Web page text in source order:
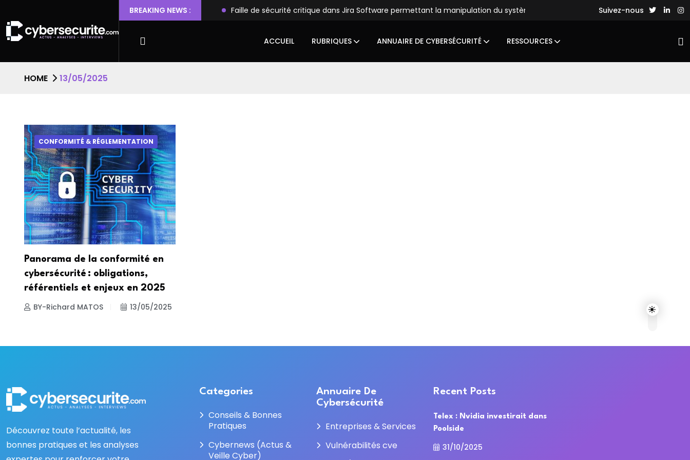
BREAKING NEWS :
permettant l’escalade de privilèges et l’accès root Faille de sécurité critique dans Jira Software permettant la manipulation du système de fichiers Des hackers chinois
Suivez-nous
ACCUEIL RUBRIQUES ANNUAIRE DE CYBERSÉCURITÉ RESSOURCES
HOME 13/05/2025
CONFORMITÉ & RÉGLEMENTATION
Panorama de la conformité en
cybersécurité : obligations,
référentiels et enjeux en 2025
BY-Richard MATOS 13/05/2025
Découvrez toute l’actualité, les
bonnes pratiques et les analyses
Categories
Conseils & Bonnes
Pratiques
Cybernews (Actus &
Veille Cyber)
Annuaire De
Cybersécurité
Entreprises & Services
Vulnérabilités cve
Recent Posts
Telex : Nvidia investirait dans
Poolside
31/10/2025